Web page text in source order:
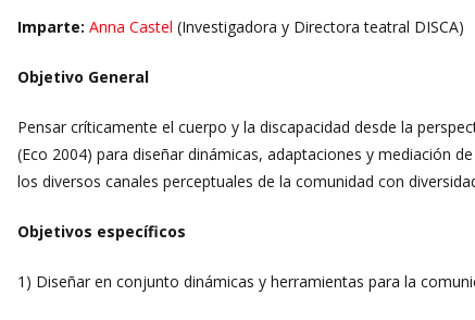
Imparte: Anna Castel (Investigadora y Directora teatral DISCA)
Objetivo General
Pensar críticamente el cuerpo y la discapacidad desde la
(Eco 2004) para diseñar dinámicas, adaptaciones y mediación
los diversos canales perceptuales de la comunidad con
Objetivos específicos
1) Diseñar en conjunto dinámicas y herramientas para la